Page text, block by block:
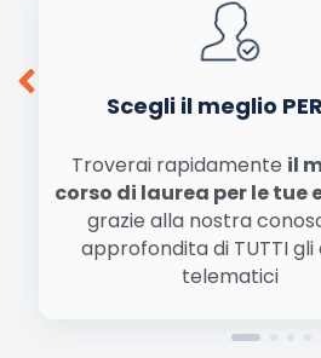
Acconsento all'uso dei miei
finalità di marketing diretto
conferma e
Scegli il meglio
Troverai rapidamente il
corso di laurea per le tue
grazie alla nostra
approfondita di TUTTI
telematici